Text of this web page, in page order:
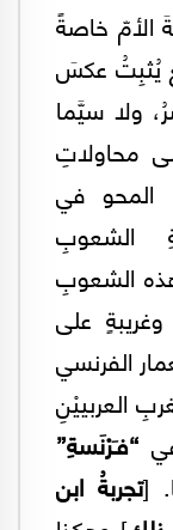
الأمّ خاصةً
يُثبِتُ عكسَ
ولا سيَّما
محاولاتِ
المحو في
الشعوبِ
الشعوبِ
على
الفرنسي
العربييْنِ
“فـَرْنَسةِ”
[تجربةُ ابن